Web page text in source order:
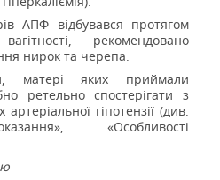
АПФ відбувався протягом
рекомендовано
нирок та черепа.
матері яких приймали
ретельно спостерігати з
гіпотензії (див.
«Особливості